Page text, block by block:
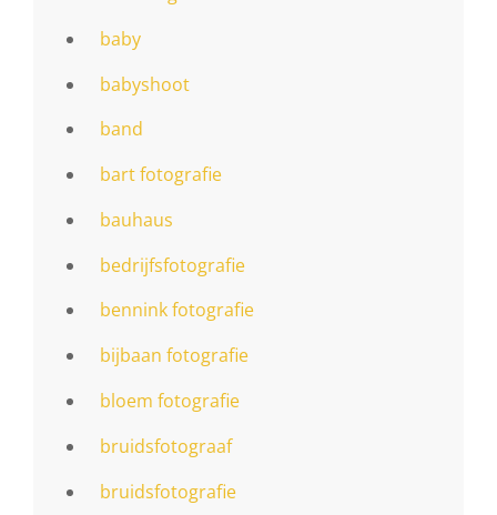
baby
babyshoot
band
bart fotografie
bauhaus
bedrijfsfotografie
bennink fotografie
bijbaan fotografie
bloem fotografie
bruidsfotograaf
bruidsfotografie